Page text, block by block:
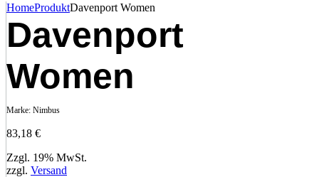
HomeProduktDavenport Women
Davenport
Women
Marke: Nimbus
83,18 €
Zzgl. 19% MwSt.
zzgl. Versand